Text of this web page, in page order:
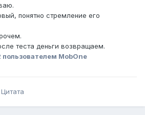
понятно стремление его
теста деньги возвращаем.
пользователем MobOne
Цитата